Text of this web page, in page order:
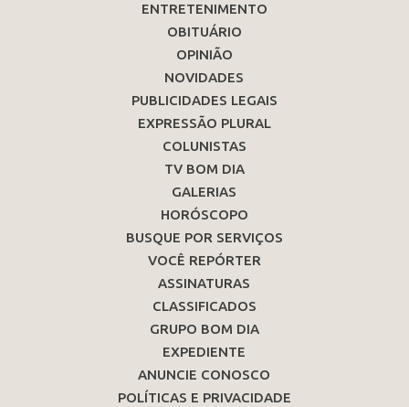
ENTRETENIMENTO
OBITUÁRIO
OPINIÃO
NOVIDADES
PUBLICIDADES LEGAIS
EXPRESSÃO PLURAL
COLUNISTAS
TV BOM DIA
GALERIAS
HORÓSCOPO
BUSQUE POR SERVIÇOS
VOCÊ REPÓRTER
ASSINATURAS
CLASSIFICADOS
GRUPO BOM DIA
EXPEDIENTE
ANUNCIE CONOSCO
POLÍTICAS E PRIVACIDADE